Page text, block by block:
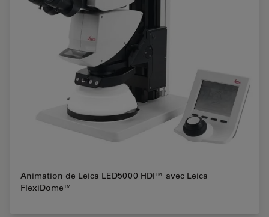
Animation de Leica LED5000 HDI™ avec Leica
FlexiDome™